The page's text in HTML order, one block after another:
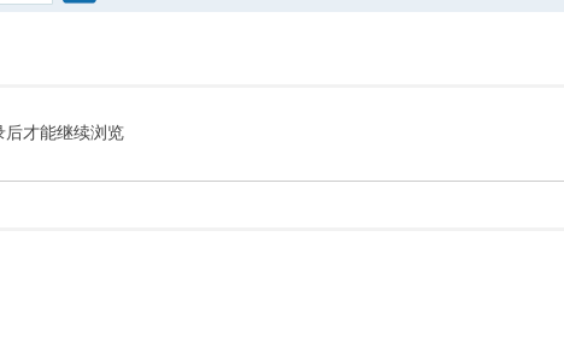
索
后才能继续浏览